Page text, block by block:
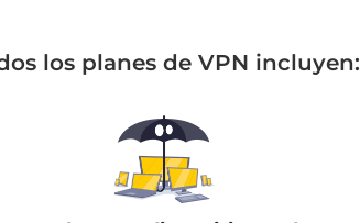
los planes de VPN incluyen: